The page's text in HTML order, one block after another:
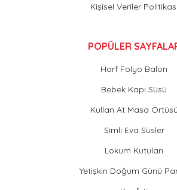
Kişisel Veriler Politikası
POPÜLER
Harf Folyo Balon
Bebek Kapı Süsü
Kullan At Masa Örtüsü
Simli Eva Süsler
Lokum Kutuları
Yetişkin Doğum Günü